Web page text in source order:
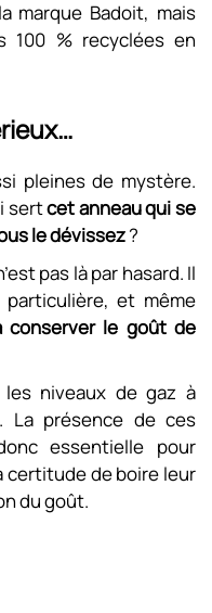
marque Badoit, mais
100 % recyclées en
pleines de mystère.
sertcet anneau qui se
le dévissez?
pas là par hasard. Il
et même
conserver le goût de
les niveaux de gaz à
La présence de ces
essentielle pour
certitude de boire leur
du goût.